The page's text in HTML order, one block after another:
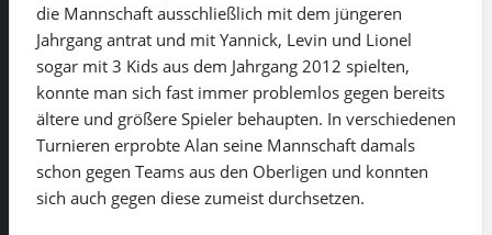
die Mannschaft ausschließlich mit dem jüngeren
Jahrgang antrat und mit Yannick, Levin und Lionel
sogar mit 3 Kids aus dem Jahrgang 2012 spielten,
konnte man sich fast immer problemlos gegen bereits
ältere und größere Spieler behaupten. In verschiedenen
Turnieren erprobte Alan seine Mannschaft damals
schon gegen Teams aus den Oberligen und konnten
sich auch gegen diese zumeist durchsetzen.